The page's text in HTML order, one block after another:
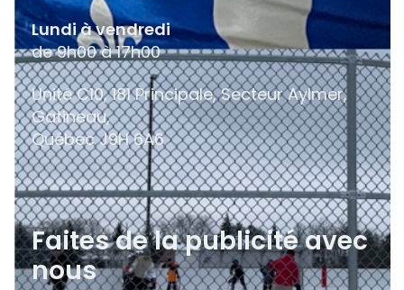
Lundi à vendredi
de 9h00 à 17h00
Unité C10, 181 Principale, Secteur Aylmer,
Gatineau,
QuébecJ9H 6A6
Faites de la publicité avec
nous